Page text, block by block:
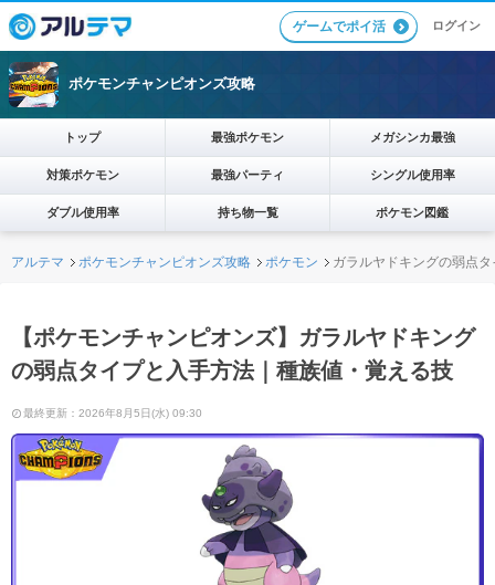
ゲームでポイ活 ログイン
ポケモンチャンピオンズ攻略
トップ 最強ポケモン メガシンカ最強
対策ポケモン 最強パーティ シングル使用率
ダブル使用率 持ち物一覧 ポケモン図鑑
アルテマ ポケモンチャンピオンズ攻略 ポケモン ガラルヤドキングの弱点
【ポケモンチャンピオンズ】ガラルヤドキング
の弱点タイプと入手方法｜種族値・覚える技
最終更新：2026年8月5日(水) 09:30